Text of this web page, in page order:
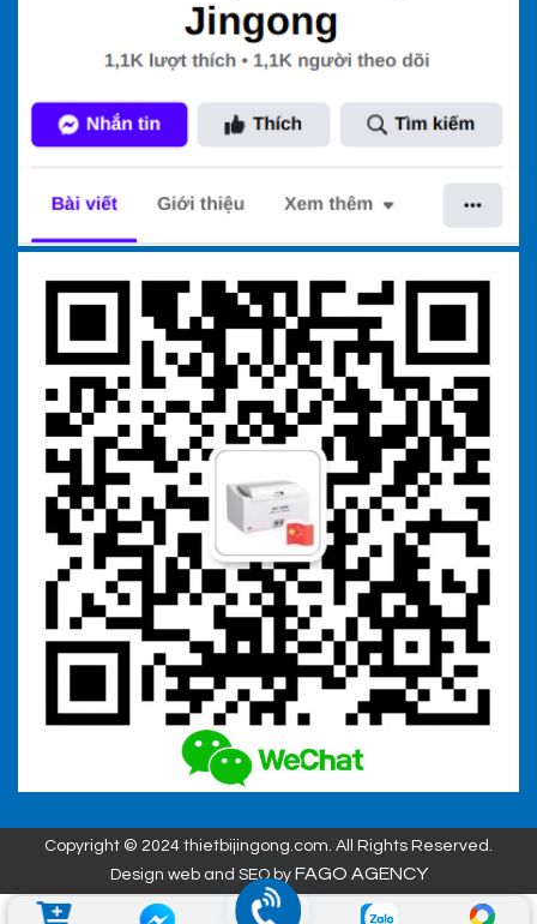
Copyright © 2024 thietbijingong.com. All Rights Reserved.
Design web and SEO by FAGO AGENCY